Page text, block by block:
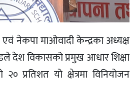
एवं नेकपा माओवादी केन्द्रका अध्यक्ष
देश विकासको प्रमुख आधार शिक्षा
प्रतिशत यो क्षेत्रमा विनियोजन